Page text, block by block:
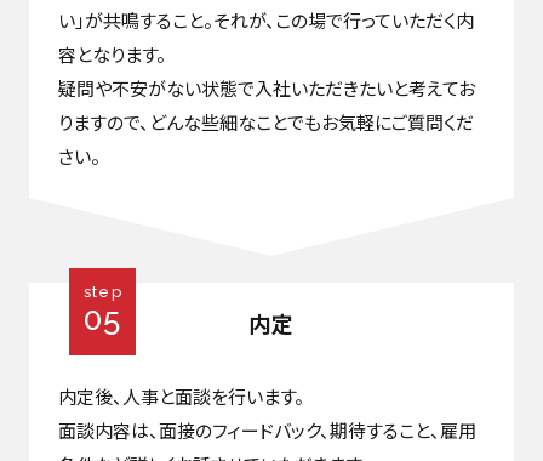
い」が共鳴すること。それが、この場で行っていただく内
容となります。
疑問や不安がない状態で入社いただきたいと考えてお
りますので、どんな些細なことでもお気軽にご質問くだ
さい。
step
05 内定
内定後、人事と面談を行います。
面談内容は、面接のフィードバック、期待すること、雇用